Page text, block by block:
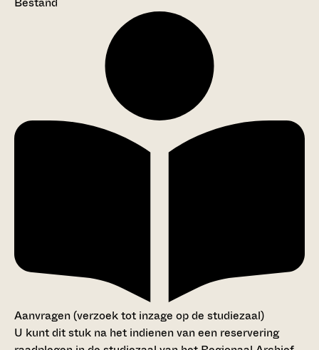
Aanvragen (verzoek tot inzage op de studiezaal)
U kunt dit stuk na het indienen van een reservering